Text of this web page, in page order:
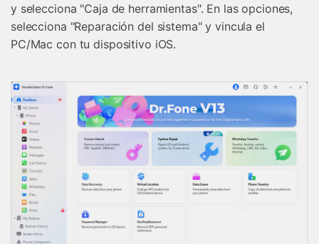
y selecciona "Caja de herramientas". En las opciones,
selecciona "Reparación del sistema" y vincula el
PC/Mac con tu dispositivo iOS.